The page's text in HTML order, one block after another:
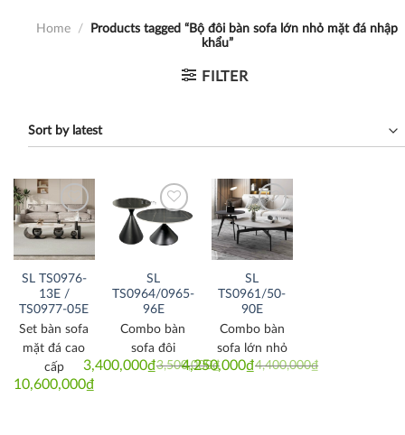
Home /
Products tagged “Bộ đôi bàn sofa lớn nhỏ mặt đá nhập
khẩu”
FILTER
Thích
SL TS0976-
13E /
TS0977-05E
10,600,000₫
Set bàn sofa
mặt đá cao
cấp
Thích
SL
TS0964/0965-
96E
3,500,000₫
Original
3,400,000₫Current
Combo bàn
sofa đôi
Thích
SL
TS0961/50-
90E
4,400,000₫
Original
4,250,000₫Current
Combo bàn
sofa lớn nhỏ